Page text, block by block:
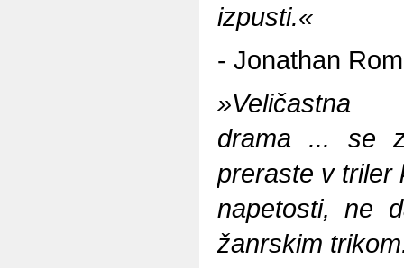
izpusti.«
- Jonathan
»Veličastna
drama ... se
preraste v triler
napetosti, ne
žanrskim